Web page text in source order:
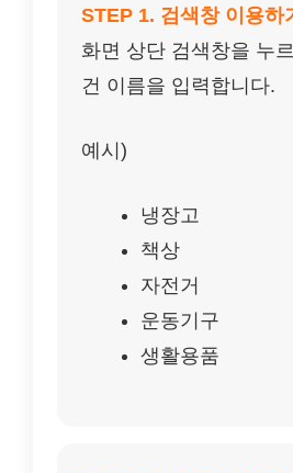
STEP 1. 검색창 이용하
화면 상단 검색창을 누
건 이름을 입력합니다.
예시)
냉장고
책상
자전거
운동기구
생활용품